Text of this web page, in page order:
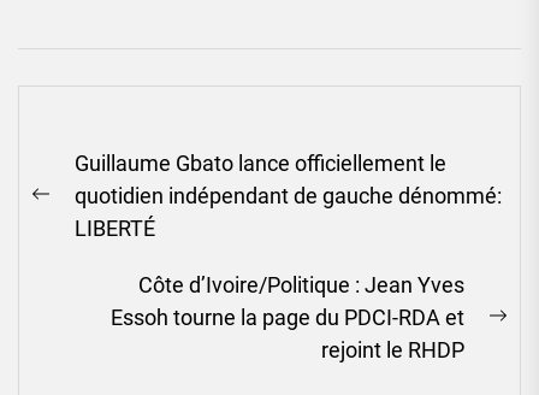
de
l’article
Previous
post:
Guillaume Gbato lance officiellement le
quotidien indépendant de gauche dénommé:
LIBERTÉ
Côte d’Ivoire/Politique : Jean Yves
Essoh tourne la page du PDCI-RDA et
rejoint le RHDP